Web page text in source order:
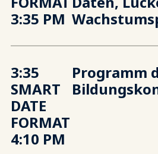
3:35 PM
3:35
SMART
DATE
FORMAT
4:10 PM
Programm